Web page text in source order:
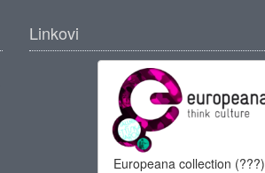
Linkovi
Europeana collection (???)